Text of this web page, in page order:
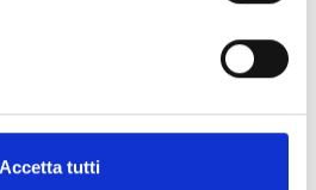
Accetta tutti